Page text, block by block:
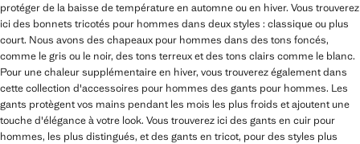
protéger de la baisse de température en automne ou en hiver. Vous trouverez
ici des bonnets tricotés pour hommes dans deux styles : classique ou plus
court. Nous avons des chapeaux pour hommes dans des tons foncés,
comme le gris ou le noir, des tons terreux et des tons clairs comme le blanc.
Pour une chaleur supplémentaire en hiver, vous trouverez également dans
cette collection d'accessoires pour hommes des gants pour hommes. Les
gants protègent vos mains pendant les mois les plus froids et ajoutent une
touche d'élégance à votre look. Vous trouverez ici des gants en cuir pour
hommes, les plus distingués, et des gants en tricot, pour des styles plus